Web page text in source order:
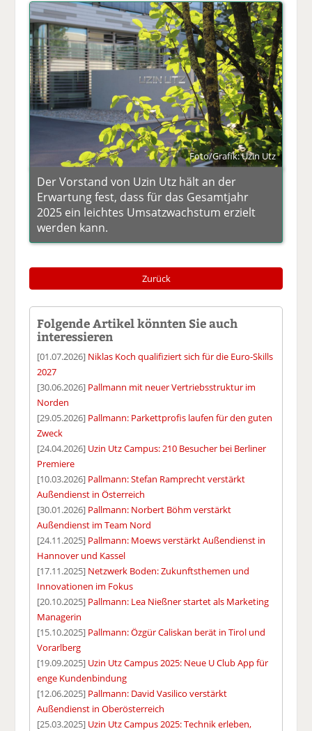
Foto/Grafik: Uzin Utz
Der Vorstand von Uzin Utz hält an der
Erwartung fest, dass für das Gesamtjahr
2025 ein leichtes Umsatzwachstum erzielt
werden kann.
Zurück
Folgende Artikel könnten Sie auch
interessieren
[01.07.2026] Niklas Koch qualifiziert sich für die Euro-Skills
2027
[30.06.2026] Pallmann mit neuer Vertriebsstruktur im
Norden
[29.05.2026] Pallmann: Parkettprofis laufen für den guten
Zweck
[24.04.2026] Uzin Utz Campus: 210 Besucher bei Berliner
Premiere
[10.03.2026] Pallmann: Stefan Ramprecht verstärkt
Außendienst in Österreich
[30.01.2026] Pallmann: Norbert Böhm verstärkt
Außendienst im Team Nord
[24.11.2025] Pallmann: Moews verstärkt Außendienst in
Hannover und Kassel
[17.11.2025] Netzwerk Boden: Zukunftsthemen und
Innovationen im Fokus
[20.10.2025] Pallmann: Lea Nießner startet als Marketing
Managerin
[15.10.2025] Pallmann: Özgür Caliskan berät in Tirol und
Vorarlberg
[19.09.2025] Uzin Utz Campus 2025: Neue U Club App für
enge Kundenbindung
[12.06.2025] Pallmann: David Vasilico verstärkt
Außendienst in Oberösterreich
[25.03.2025] Uzin Utz Campus 2025: Technik erleben,